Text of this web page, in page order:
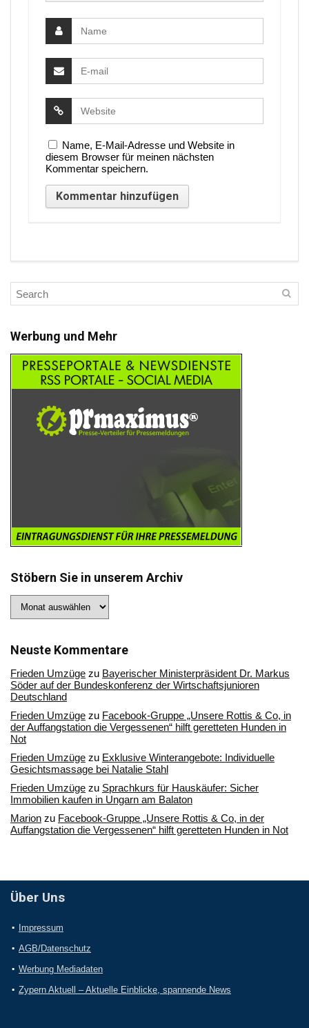
Name, E-Mail-Adresse und Website in
diesem Browser für meinen nächsten
Kommentar speichern.
Werbung und Mehr
Stöbern Sie in unserem Archiv
Sie
Archiv
Neuste Kommentare
Frieden Umzüge zu Bayerischer Ministerpräsident Dr. Markus
Söder auf der Bundeskonferenz der Wirtschaftsjunioren
Deutschland
Frieden Umzüge zu Facebook-Gruppe „Unsere Rottis & Co, in
der Auffangstation die Vergessenen“ hilft geretteten Hunden in
Not
Frieden Umzüge zu Exklusive Winterangebote: Individuelle
Gesichtsmassage bei Natalie Stahl
Frieden Umzüge zu Sprachkurs für Hauskäufer: Sicher
Immobilien kaufen in Ungarn am Balaton
Marion zu Facebook-Gruppe „Unsere Rottis & Co, in der
Auffangstation die Vergessenen“ hilft geretteten Hunden in Not
Über Uns
Impressum
AGB/Datenschutz
Werbung Mediadaten
Zypern Aktuell – Aktuelle Einblicke, spannende News